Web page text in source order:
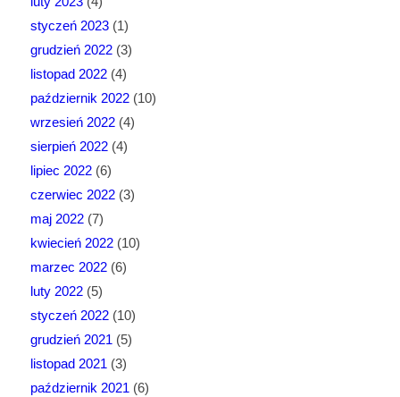
styczeń 2023(1)
grudzień 2022(3)
listopad 2022(4)
październik 2022(10)
wrzesień 2022(4)
sierpień 2022(4)
lipiec 2022(6)
czerwiec 2022(3)
maj 2022(7)
kwiecień 2022(10)
marzec 2022(6)
luty 2022(5)
styczeń 2022(10)
grudzień 2021 (5)
listopad 2021 (3)
październik 2021 (6)